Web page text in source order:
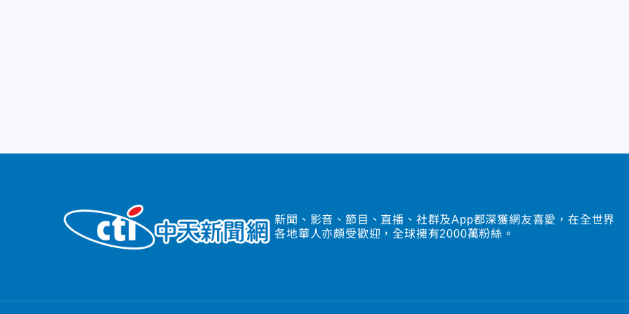
新聞、影音、節目、直播、社群及App都深獲網友喜愛，在全世界
各地華人亦頗受歡迎，全球擁有2000萬粉絲。